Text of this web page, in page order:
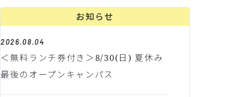
お知らせ
2026.08.04
＜無料ランチ券付き＞8/30(日) 夏休み
最後のオープンキャンパス